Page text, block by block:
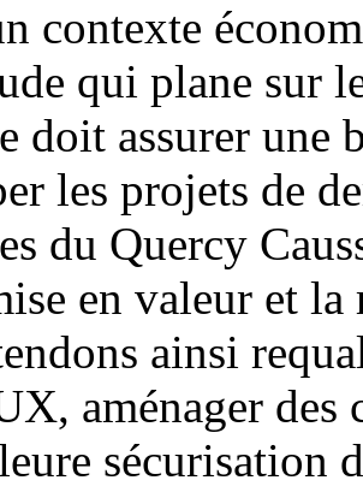
contexte
qui plane sur
doit assurer une
les projets de
du Quercy
en valeur et
ainsi
aménager des
sécurisation